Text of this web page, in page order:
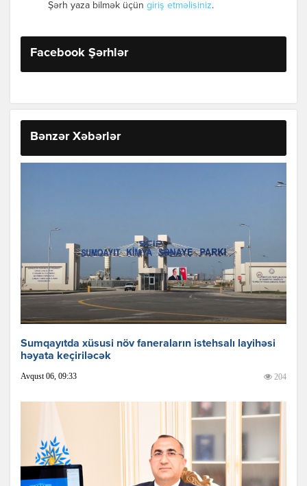
Şərh yaza bilmək üçün giriş etməlisiniz.
Facebook Şərhlər
Bənzər Xəbərlər
Sumqayıtda xüsusi növ faneraların istehsalı layihəsi
həyata keçiriləcək
Avqust 06, 09:33 204